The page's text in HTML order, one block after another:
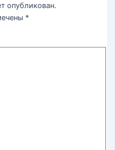
опубликован.
*